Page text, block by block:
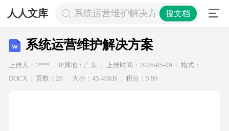
人人文库 系统运营维护解决方案搜文档
系统运营维护解决方案
上传人：1*** IP属地：广东 上传时间：2026-05-09
格式：
DOCX
页数：20 大小：45.46KB 积分：5.99